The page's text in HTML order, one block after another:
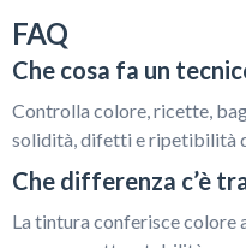
FAQ
Che cosa fa un
Controlla colore, ricette,
solidità, difetti e ripetibilità
Che differenza c’è
La tintura conferisce colore